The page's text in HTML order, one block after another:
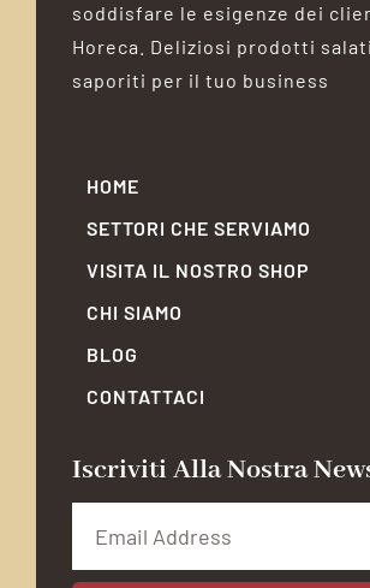
soddisfare le esigenze dei
Horeca. Deliziosi prodotti
saporiti per il tuo business
HOME
SETTORI CHE SERVIAMO
VISITA IL NOSTRO SHOP
CHI SIAMO
BLOG
CONTATTACI
Iscriviti Alla Nostra